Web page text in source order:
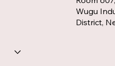
Wugu
District,